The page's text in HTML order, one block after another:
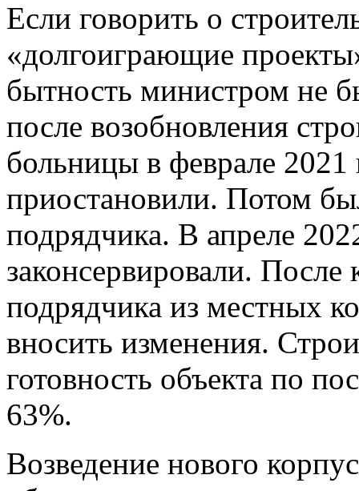
Если говорить о
«долгоиграющие
бытность министром не
после возобновления
больницы в феврале 2021
приостановили. Потом
подрядчика. В апреле
законсервировали.
подрядчика из местных
вносить изменения.
готовность объекта по
63%.
Возведение нового